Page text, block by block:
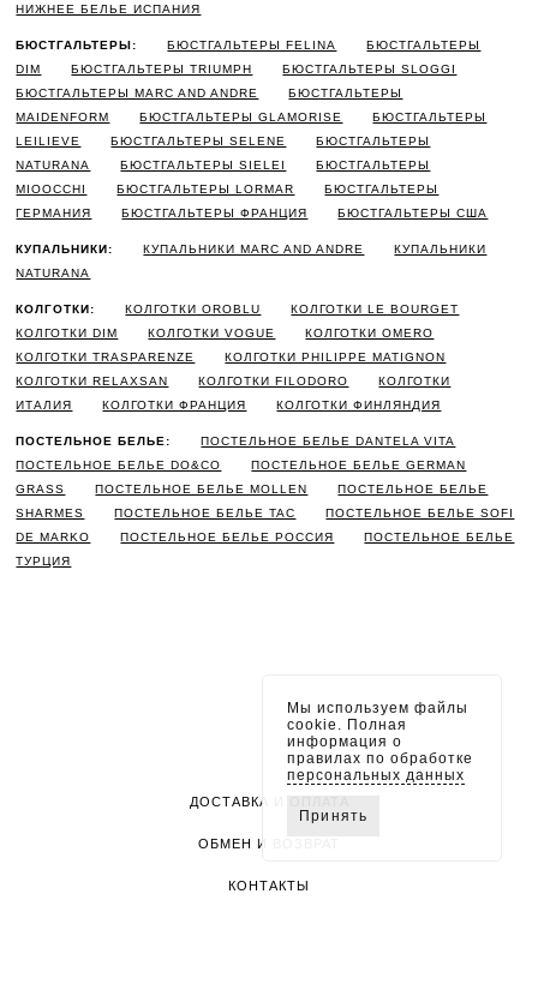
НИЖНЕЕ БЕЛЬЕ ИСПАНИЯ
БЮСТГАЛЬТЕРЫ: БЮСТГАЛЬТЕРЫ FELINA
БЮСТГАЛЬТЕРЫ
DIM
БЮСТГАЛЬТЕРЫ TRIUMPH
БЮСТГАЛЬТЕРЫ SLOGGI
БЮСТГАЛЬТЕРЫ MARC AND ANDRE
БЮСТГАЛЬТЕРЫ
MAIDENFORM
БЮСТГАЛЬТЕРЫ GLAMORISE
БЮСТГАЛЬТЕРЫ
LEILIEVE
БЮСТГАЛЬТЕРЫ SELENE
БЮСТГАЛЬТЕРЫ
NATURANA
БЮСТГАЛЬТЕРЫ SIELEI
БЮСТГАЛЬТЕРЫ
MIOOCCHI
БЮСТГАЛЬТЕРЫ LORMAR
БЮСТГАЛЬТЕРЫ
ГЕРМАНИЯ
БЮСТГАЛЬТЕРЫ ФРАНЦИЯ БЮСТГАЛЬТЕРЫ США
КУПАЛЬНИКИ: КУПАЛЬНИКИ MARC AND ANDRE
КУПАЛЬНИКИ
NATURANA
КОЛГОТКИ: КОЛГОТКИ OROBLU
КОЛГОТКИ LE BOURGET
КОЛГОТКИ DIM
КОЛГОТКИ VOGUE
КОЛГОТКИ OMERO
КОЛГОТКИ TRASPARENZE
КОЛГОТКИ PHILIPPE MATIGNON
КОЛГОТКИ RELAXSAN
КОЛГОТКИ FILODORO
КОЛГОТКИ
ИТАЛИЯ
КОЛГОТКИ ФРАНЦИЯ КОЛГОТКИ ФИНЛЯНДИЯ
ПОСТЕЛЬНОЕ БЕЛЬЕ:
ПОСТЕЛЬНОЕ БЕЛЬЕ DANTELA VITA
ПОСТЕЛЬНОЕ БЕЛЬЕ DO&CO
ПОСТЕЛЬНОЕ БЕЛЬЕ GERMAN
GRASS
ПОСТЕЛЬНОЕ БЕЛЬЕ MOLLEN
ПОСТЕЛЬНОЕ БЕЛЬЕ
SHARMES
ПОСТЕЛЬНОЕ БЕЛЬЕ TAC
ПОСТЕЛЬНОЕ БЕЛЬЕ SOFI
DE MARKO
ПОСТЕЛЬНОЕ БЕЛЬЕ РОССИЯ
ПОСТЕЛЬНОЕ БЕЛЬЕ
ТУРЦИЯ
ДОСТАВКА И ОПЛАТА
ОБМЕН И ВОЗВРАТ
КОНТАКТЫ
Мы используем файлы
cookie. Полная
информация о
правилах по обработке
персональных данных
Принять